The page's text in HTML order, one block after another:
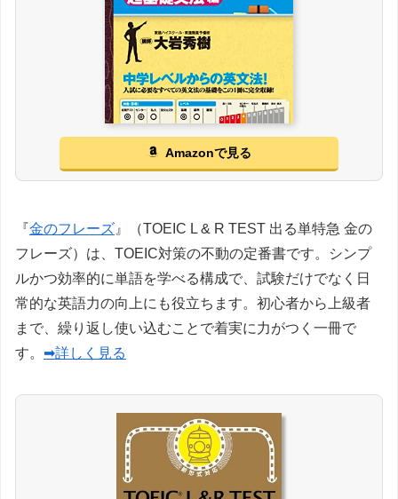
Amazonで見る
『金のフレーズ 』（TOEIC L & R TEST 出る単特急 金の
フレーズ）は、TOEIC対策の不動の定番書です。シンプ
ルかつ効率的に単語を学べる構成で、試験だけでなく日
常的な英語力の向上にも役立ちます。初心者から上級者
まで、繰り返し使い込むことで着実に力がつく一冊で
す。 ➡詳しく見る